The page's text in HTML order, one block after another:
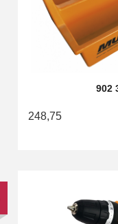
902
248,75